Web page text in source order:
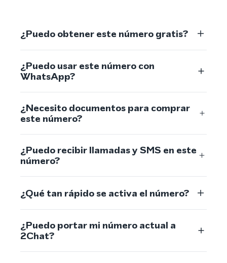
¿Puedo obtener este número gratis?
¿Puedo usar este número con
WhatsApp?
¿Necesito documentos para comprar
este número?
¿Puedo recibir llamadas y SMS en este
número?
¿Qué tan rápido se activa el número?
¿Puedo portar mi número actual a
2Chat?